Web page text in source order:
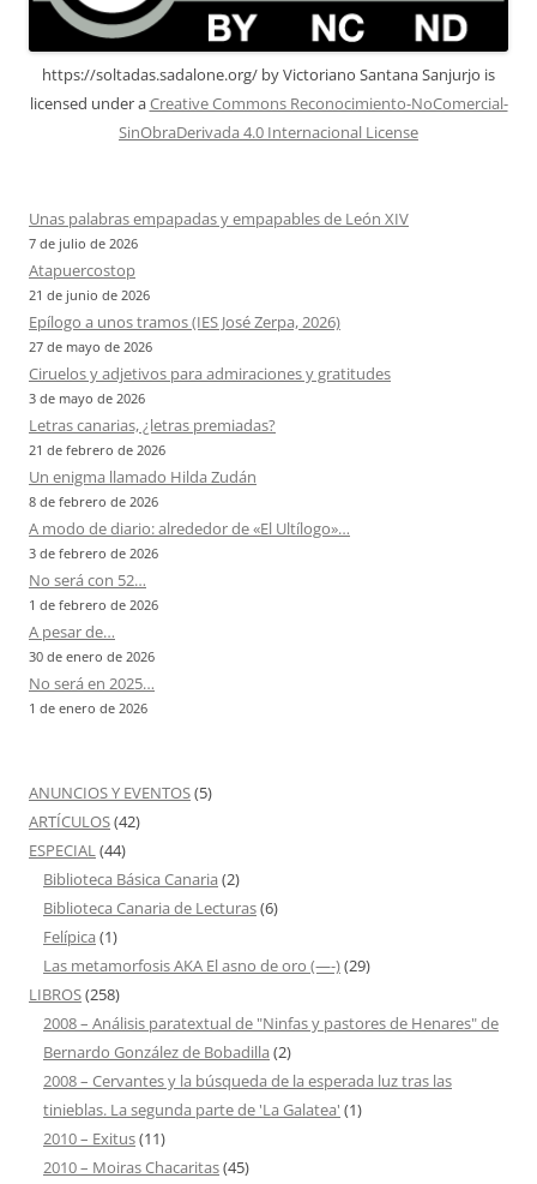
https://soltadas.sadalone.org/ byVictoriano Santana Sanjurjo is
licensed under aCreative Commons Reconocimiento-NoComercial-
SinObraDerivada 4.0 Internacional License
Unas palabras empapadas y empapables de León XIV
7 de julio de 2026
Atapuercostop
21 de junio de 2026
Epílogo a unos tramos (IES José Zerpa, 2026)
27 de mayo de 2026
Ciruelos y adjetivos para admiraciones y gratitudes
3 de mayo de 2026
Letras canarias, ¿letras premiadas?
21 de febrero de 2026
Un enigma llamado Hilda Zudán
8 de febrero de 2026
A modo de diario: alrededor de «El Ultílogo»…
3 de febrero de 2026
No será con 52…
1 de febrero de 2026
A pesar de…
30 de enero de 2026
No será en 2025…
1 de enero de 2026
ANUNCIOS Y EVENTOS(5)
ARTÍCULOS(42)
ESPECIAL(44)
Biblioteca Básica Canaria (2)
Biblioteca Canaria de Lecturas(6)
Felípica (1)
Las metamorfosis AKA El asno de oro (—-)(29)
LIBROS(258)
2008 – Análisis paratextual de "Ninfas y pastores de Henares" de
Bernardo González de Bobadilla (2)
2008 – Cervantes y la búsqueda de la esperada luz tras las
tinieblas. La segunda parte de 'La Galatea' (1)
2010 – Exitus(11)
2010 – Moiras Chacaritas(45)